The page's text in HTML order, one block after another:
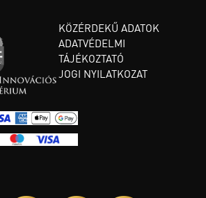
KÖZÉRDEKŰ ADATOK
ADATVÉDELMI
TÁJÉKOZTATÓ
JOGI NYILATKOZAT